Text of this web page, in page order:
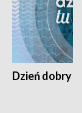
Dzień dobry